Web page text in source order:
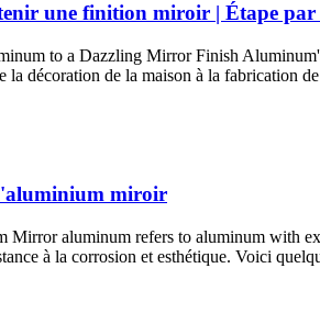
une finition miroir | Étape par
to a Dazzling Mirror Finish
la décoration de la maison à la fabrication
miroir
aluminum refers to aluminum with
à la corrosion et esthétique. Voici